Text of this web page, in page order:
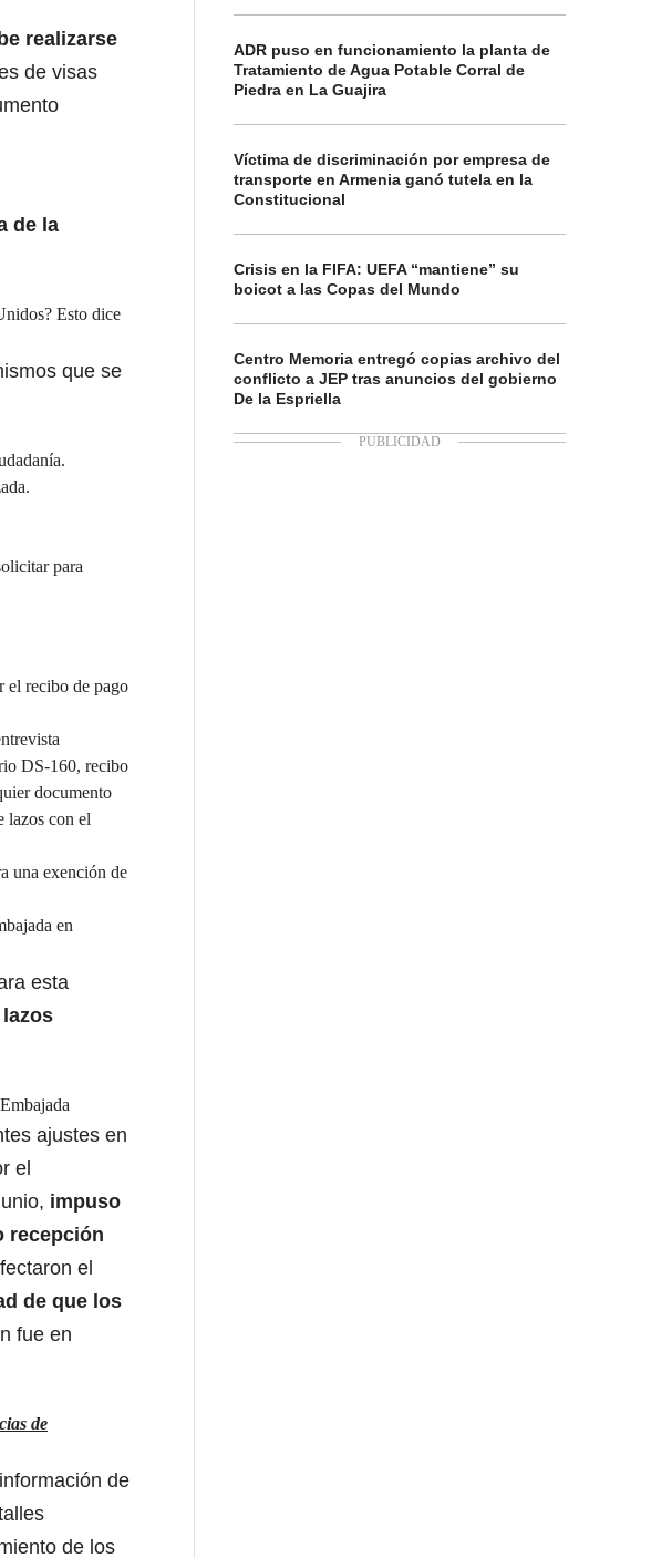
realizarse
de visas
de la
Esto dice
que se
para
el recibo de pago
DS-160, recibo
documento
lazos con el
una exención de
en
esta
ajustes en
el
impuso
recepción
el
de que los
fue en
de
de
de los
ADR puso en funcionamiento la planta de
Tratamiento de Agua Potable Corral de
Piedra en La Guajira
Víctima de discriminación por empresa de
transporte en Armenia ganó tutela en la
Constitucional
Crisis en la FIFA: UEFA “mantiene” su
boicot a las Copas del Mundo
Centro Memoria entregó copias archivo del
conflicto a JEP tras anuncios del gobierno
De la Espriella